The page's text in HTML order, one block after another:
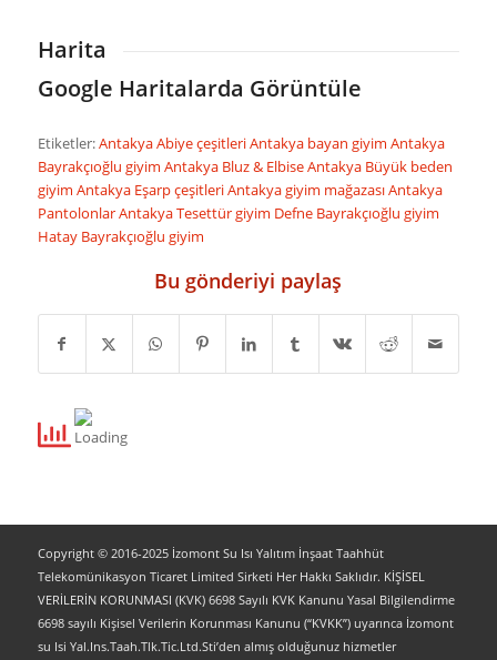
Harita
Google Haritalarda Görüntüle
Etiketler:Antakya Abiye çeşitleriAntakya bayan giyim Antakya
Bayrakçıoğlu giyim Antakya Bluz & ElbiseAntakya Büyük beden
giyim Antakya Eşarp çeşitleriAntakya giyim mağazasıAntakya
PantolonlarAntakya Tesettür giyim Defne Bayrakçıoğlu giyim
Hatay Bayrakçıoğlu giyim
Bu gönderiyi paylaş
Copyright © 2016-2025 İzomont Su Isı Yalıtım İnşaat Taahhüt
Telekomünikasyon Ticaret Limited Sirketi Her Hakkı Saklıdır. KİŞİSEL
VERİLERİN KORUNMASI (KVK) 6698 Sayılı KVK Kanunu Yasal Bilgilendirme
6698 sayılı Kişisel Verilerin Korunması Kanunu (“KVKK”) uyarınca İzomont
su Isi Yal.Ins.Taah.Tlk.Tic.Ltd.Sti’den almış olduğunuz hizmetler